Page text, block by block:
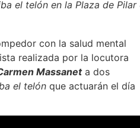
el telón en la Plaza de Pilar
con la salud mental
realizada por la locutora
Massaneta dos
el telón que actuarán el día